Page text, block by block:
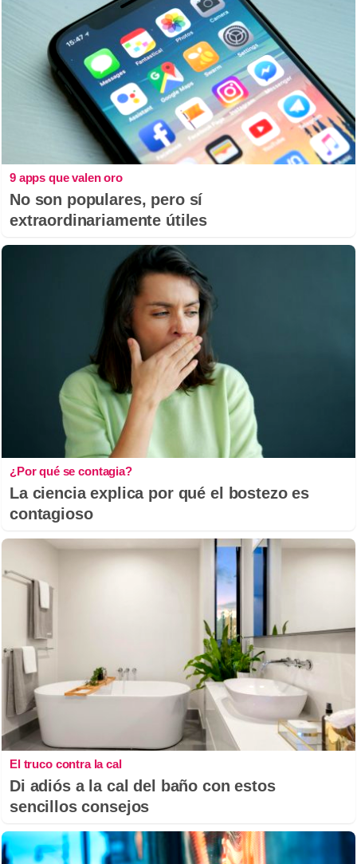
9 apps que valen oro
No son populares, pero sí
extraordinariamente útiles
¿Por qué se contagia?
La ciencia explica por qué el bostezo es
contagioso
El truco contra la cal
Di adiós a la cal del baño con estos
sencillos consejos